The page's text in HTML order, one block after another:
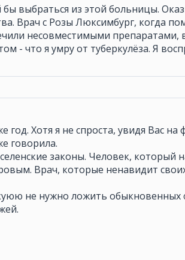
выбраться из этой больницы.
Врач с Розы Люксимбург, когда
несовместимыми
- что я умру от туберкулёза. Я
Хотя я не спроста, увидя Вас на
говорила.
законы. Человек, который
Врач, которые ненавидит
не нужно ложить обыкновенных